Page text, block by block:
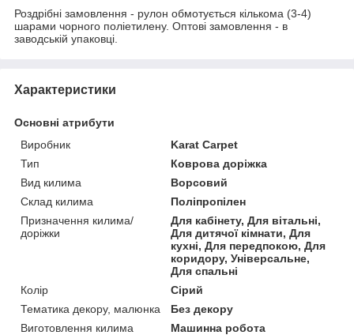
Роздрібні замовлення - рулон обмотується кількома (3-4)
шарами чорного поліетилену. Оптові замовлення - в
заводській упаковці.
Характеристики
Основні атрибути
Виробник
Karat Carpet
Тип
Коврова доріжка
Вид килима
Ворсовий
Склад килима
Поліпропілен
Призначення килима/
доріжки
Для кабінету, Для вітальні,
Для дитячої кімнати, Для
кухні, Для передпокою, Для
коридору, Універсальне,
Для спальні
Колір
Сірий
Тематика декору, малюнка
Без декору
Виготовлення килима
Машинна робота